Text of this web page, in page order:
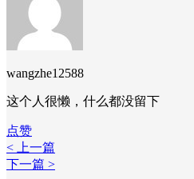
wangzhe12588
这个人很懒，什么都没留下
点赞
< 上一篇
下一篇 >